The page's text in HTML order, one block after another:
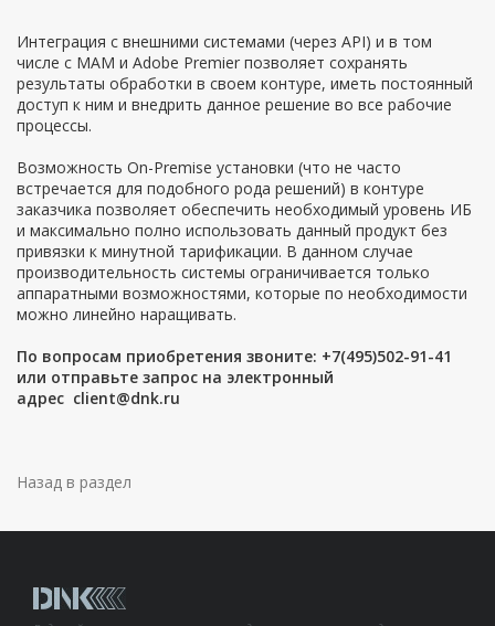
Интеграция с внешними системами (через API) и в том
числе с МАМ и Adobe Premier позволяет сохранять
результаты обработки в своем контуре, иметь постоянный
доступ к ним и внедрить данное решение во все рабочие
процессы.
Возможность On-Premise установки (что не часто
встречается для подобного рода решений) в контуре
заказчика позволяет обеспечить необходимый уровень ИБ
и максимально полно использовать данный продукт без
привязки к минутной тарификации. В данном случае
производительность системы ограничивается только
аппаратными возможностями, которые по необходимости
можно линейно наращивать.
По вопросам приобретения звоните: +7(495)502-91-41
или отправьте запрос на электронный
адрес client@dnk.ru
Назад в раздел